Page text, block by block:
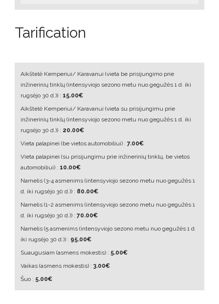
Tarification
Aikštelė Kemperiui/ Karavanui (vieta be prisijungimo prie
inžinerinių tinklų (intensyviojo sezono metu nuo gegužės 1 d. iki
rugsėjo 30 d.)) : 15.00€
Aikštelė Kemperiui/ Karavanui (vieta su prisijungimu prie
inžinerinių tinklų (intensyviojo sezono metu nuo gegužės 1 d. iki
rugsėjo 30 d.)) : 20.00€
Vieta palapinei (be vietos automobiliui) : 7.00€
Vieta palapinei (su prisijungimu prie inžinerinių tinklų, be vietos
automobiliui) : 10.00€
Namelis (3-4 asmenims (intensyviojo sezono metu nuo gegužės 1
d. iki rugsėjo 30 d.)) : 80.00€
Namelis (1-2 asmenims (intensyviojo sezono metu nuo gegužės 1
d. iki rugsėjo 30 d.)) : 70.00€
Namelis (5 asmenims (intensyviojo sezono metu nuo gegužės 1 d.
iki rugsėjo 30 d.)) : 95.00€
Suaugusiam (asmens mokestis) : 5.00€
Vaikas (asmens mokestis) : 3.00€
Šuo : 5.00€